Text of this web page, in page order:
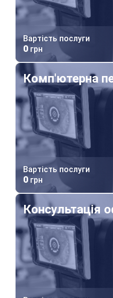
Вартість послуги
0грн
Комп'ютерна периметрія
Комп'ютерна
Вартість послуги
0грн
Консультація
Консультація